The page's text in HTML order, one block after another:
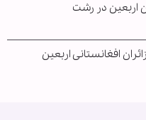
اربعین در رشت
افغانستانی اربعین